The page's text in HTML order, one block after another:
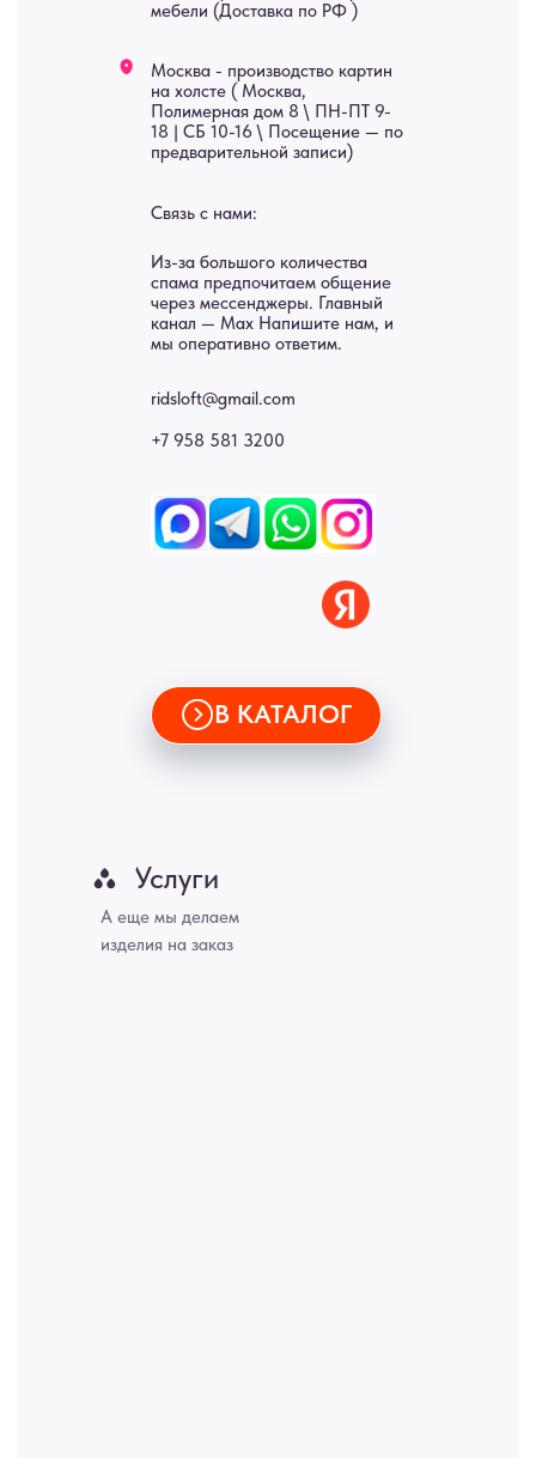
Доставка
© 2015-2026 Все права защищены. Не является офертой,
окончательные цены указываются в счете-спецификации.
Механизмы
• Договор публичной оферты
• Согласие на обработку персональных данных
стеновые панели, лофт мебель с доставкой во все города России:
Москва, Санкт-Петербург, Екатеринбург, Новосибирск, Нижний
Новгород, Самара, Сургут, Казань, Омск, Челябинск, Ростов-на-
Дону, Уфа, Волгоград, Пермь, Красноярск, Воронеж, Краснодар,
Хабаровск, Новокузнецк, Оренбург, Кемерово, Ижевск, Томск,
Набережные Челны, Липецк Казахстан, Алматы, Астана, Павлодар,
Усть - Каменногорск, Сочи.